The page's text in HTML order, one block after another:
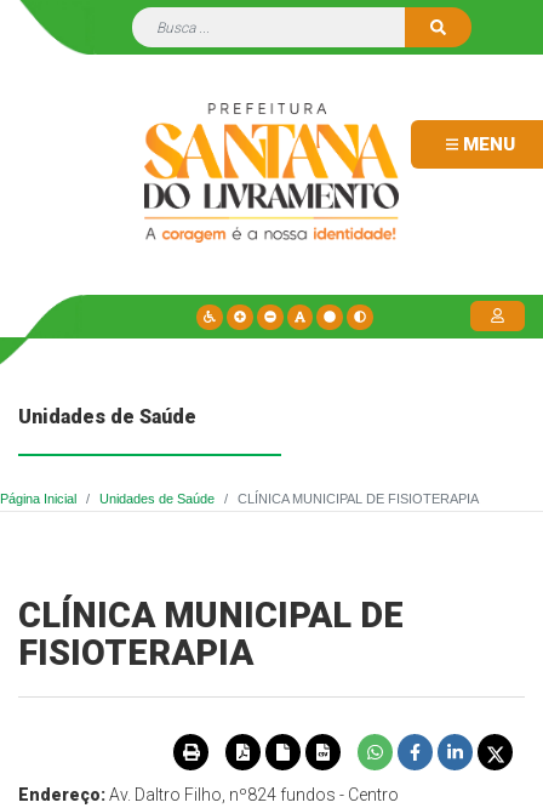
MENU
Unidades de Saúde
Página Inicial Unidades de Saúde CLÍNICA MUNICIPAL DE FISIOTERAPIA
CLÍNICA MUNICIPAL DE
FISIOTERAPIA
Endereço:Av. Daltro Filho, nº824 fundos - Centro